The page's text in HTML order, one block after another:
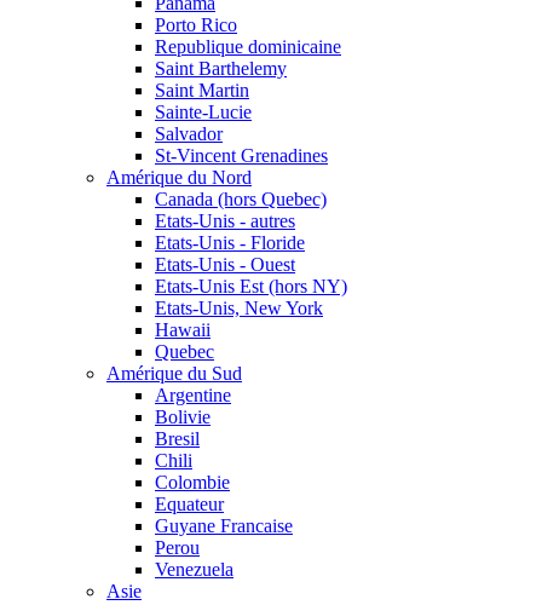
Porto Rico
Republique dominicaine
Saint Barthelemy
Saint Martin
Sainte-Lucie
Salvador
St-Vincent Grenadines
Amérique du Nord
Canada (hors Quebec)
Etats-Unis - autres
Etats-Unis - Floride
Etats-Unis - Ouest
Etats-Unis Est (hors NY)
Etats-Unis, New York
Hawaii
Quebec
Amérique du Sud
Argentine
Bolivie
Bresil
Chili
Colombie
Equateur
Guyane Francaise
Perou
Venezuela
Asie